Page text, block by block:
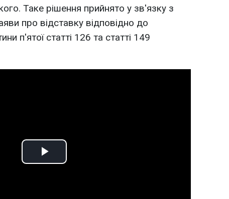
Таке рішення прийнято у зв'язку з
про відставку відповідно до
п'ятої статті 126 та статті 149
Play